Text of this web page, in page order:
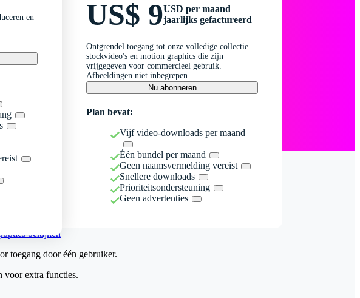
en
US$ 9USD per maand
jaarlijks gefactureerd
Ontgrendel toegang tot onze volledige collectie
stockvideo's en motion graphics die zijn
vrijgegeven voor commercieel gebruik.
Afbeeldingen niet inbegrepen.
Nu abonneren
Plan bevat:
Vijf video-downloads per maand
Één bundel per maand
Geen naamsvermelding vereist
Snellere downloads
Prioriteitsondersteuning
Geen advertenties
bekijken
toegang door één gebruiker.
voor extra functies.